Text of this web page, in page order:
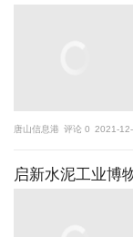
唐山信息港 评论 0 2021-
启新水泥工业博